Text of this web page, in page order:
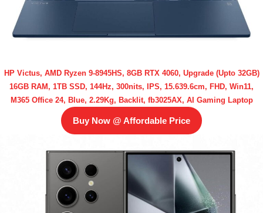
HP Victus, AMD Ryzen 9-8945HS, 8GB RTX 4060, Upgrade (Upto 32GB)
16GB RAM, 1TB SSD, 144Hz, 300nits, IPS, 15.639.6cm, FHD, Win11,
M365 Office 24, Blue, 2.29Kg, Backlit, fb3025AX, AI Gaming Laptop
Buy Now @ Affordable Price